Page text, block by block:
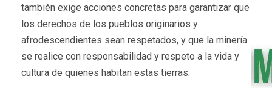
también exige acciones concretas para garantizar que
los derechos de los pueblos originarios y
afrodescendientes sean respetados, y que la minería
se realice con responsabilidad y respeto a la vida y
cultura de quienes habitan estas tierras.